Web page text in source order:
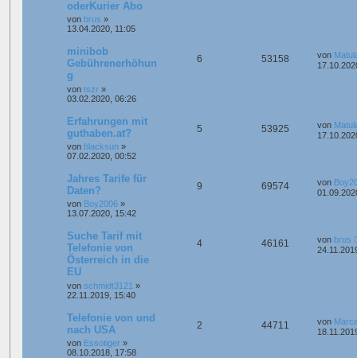
oderKurier Abo
von brus »
13.04.2020, 11:05
minibob
Gebührenerhöhun
g
von tszr »
03.02.2020, 06:26
6 53158 von
Erfahrungen mit
guthaben.at?
von blacksun »
07.02.2020, 00:52
5 53925 von
Jahres Tarife für
Daten?
von Boy2006 »
13.07.2020, 15:42
9 69574 von
Suche Tarif mit
Telefonie von
Österreich in die
EU
von schmidt3121 »
22.11.2019, 15:40
4 46161 von brus
Telefonie von und
nach USA
von Essotiger »
08.10.2018, 17:58
2 44711 von